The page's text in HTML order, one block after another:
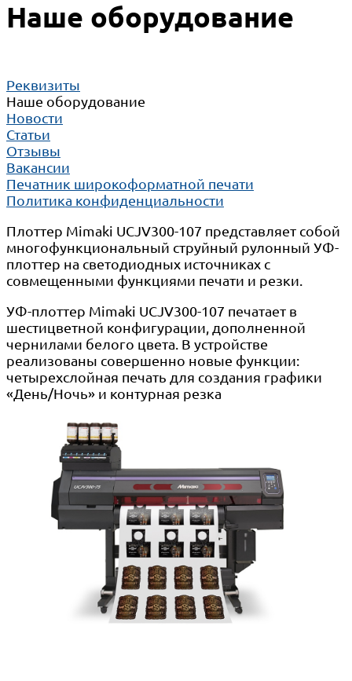
Наше оборудование
Реквизиты
Наше оборудование
Новости
Статьи
Отзывы
Вакансии
Печатник широкоформатной печати
Политика конфиденциальности
Плоттер Mimaki UCJV300-107 представляет собой
многофункциональный струйный рулонный УФ-
плоттер на светодиодных источниках с
совмещенными функциями печати и резки.
УФ-плоттер Mimaki UCJV300-107 печатает в
шестицветной конфигурации, дополненной
чернилами белого цвета. В устройстве
реализованы совершенно новые функции:
четырехслойная печать для создания графики
«День/Ночь» и контурная резка